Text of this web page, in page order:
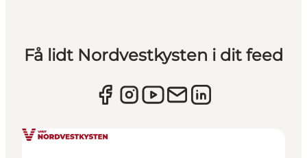
Få lidt Nordvestkysten i dit feed